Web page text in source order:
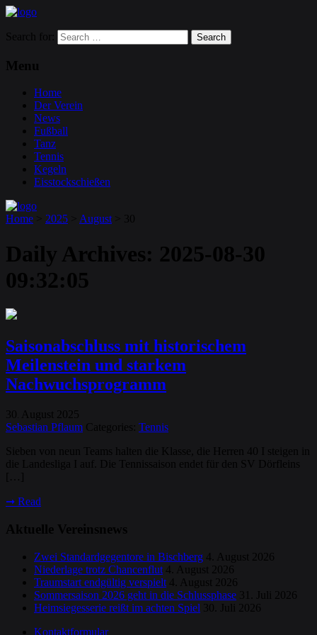
Search for:
Menu
Home
Der Verein
News
Fußball
Tanz
Tennis
Kegeln
Eisstockschießen
Home 2025 August 30
Daily Archives: 2025-08-30
09:32:05
Saisonabschluss mit historischem
Meilenstein und starkem
Nachwuchsprogramm
30 August
2025
Sebastian Pflaum Categories: Tennis
Sieben von neun Teams halten die Klasse, die Herren 40 I steigen in
die Landesliga I auf. Die Tennissaison endet für den SV Dörfleins
[…]
➞ Read
Aktuelle Vereinsnews
Zwei Standardgegentore in Bischberg 4. August 2026
Niederlage trotz Chancenflut 4. August 2026
Traumstart endgültig verspielt 4. August 2026
Sommersaison 2026 geht in die Schlussphase 31. Juli 2026
Heimsiegesserie reißt im achten Spiel
30. Juli 2026
Kontaktformular